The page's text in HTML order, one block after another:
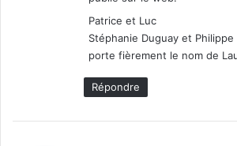
Patrice et Luc
Stéphanie Duguay et
porte fièrement le nom de
Répondre